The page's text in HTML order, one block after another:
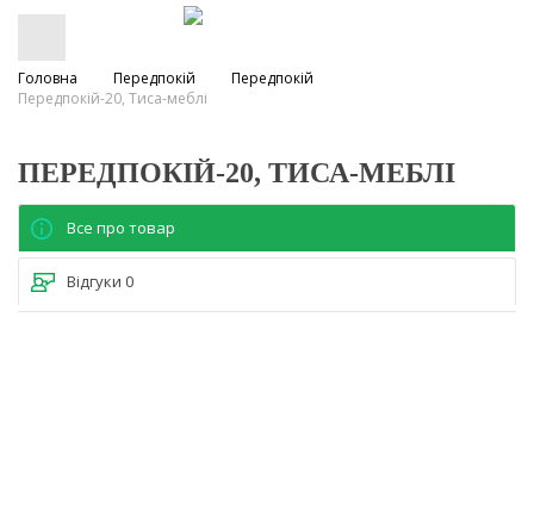
Головна Передпокій
Передпокій
Передпокій-20, Тиса-меблі
ПЕРЕДПОКІЙ-20, ТИСА-МЕБЛІ
Все про товар
Відгуки 0